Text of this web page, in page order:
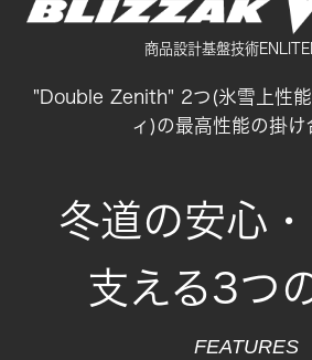
商品設計基盤技術
"Double Zenith" 2つ(氷雪上性
ィ)の最高性能の掛け
冬道の安心
支える3つ
FEATURES